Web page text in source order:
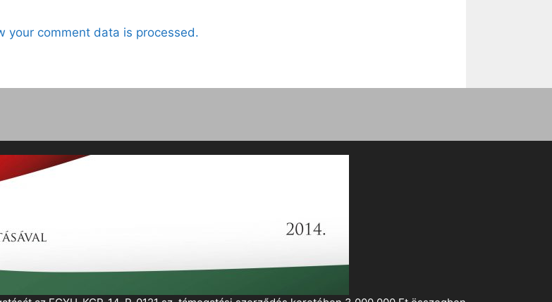
your comment data is processed.